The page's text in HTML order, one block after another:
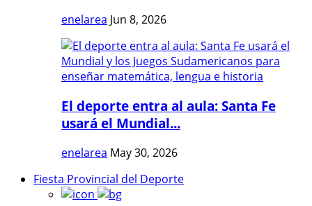
enelarea Jun 8, 2026
El deporte entra al aula: Santa Fe
usará el Mundial...
enelarea May 30, 2026
Fiesta Provincial del Deporte